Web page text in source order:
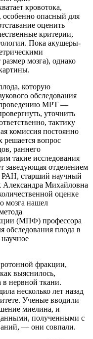
кровотока,
особенно опасный для
оценить
критерии,
Пока акушеры-
мозга), однако
которую
обследования
проведению МРТ —
уточнить
тактику
комиссия постоянно
вопрос
раннего
такие исследования
заведующая отделением
старший научный
Александра Михайловна
оценке
мозга нашел
(МПФ) профессора
обследования плода в
фракции,
выяснилось,
в нервной ткани.
несколько лет назад
Ученые вводили
миелина, и
полученными с
— они совпали.